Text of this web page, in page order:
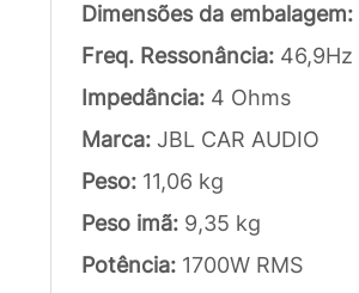
Dimensões da embalagem:
Freq. Ressonância: 46,9Hz
Impedância: 4 Ohms
Marca: JBL CAR AUDIO
Peso: 11,06 kg
Peso imã: 9,35 kg
Potência: 1700W RMS